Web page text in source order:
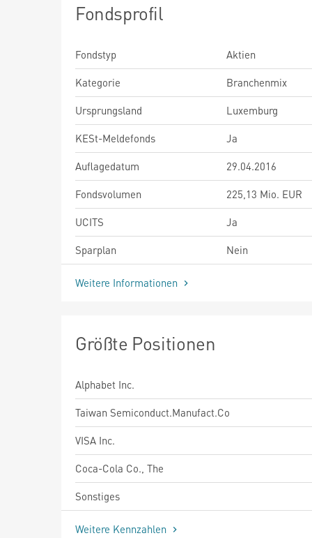
Fondsprofil
Fondstyp
Aktien
Kategorie
Branchenmix
Ursprungsland
Luxemburg
KESt-Meldefonds
Ja
Auflagedatum
29.04.2016
Fondsvolumen
225,13 Mio. EUR
UCITS
Ja
Sparplan
Nein
Weitere Informationen
Größte Positionen
Alphabet Inc.
Taiwan Semiconduct.Manufact.Co
VISA Inc.
Coca-Cola Co., The
Sonstiges
Weitere Kennzahlen